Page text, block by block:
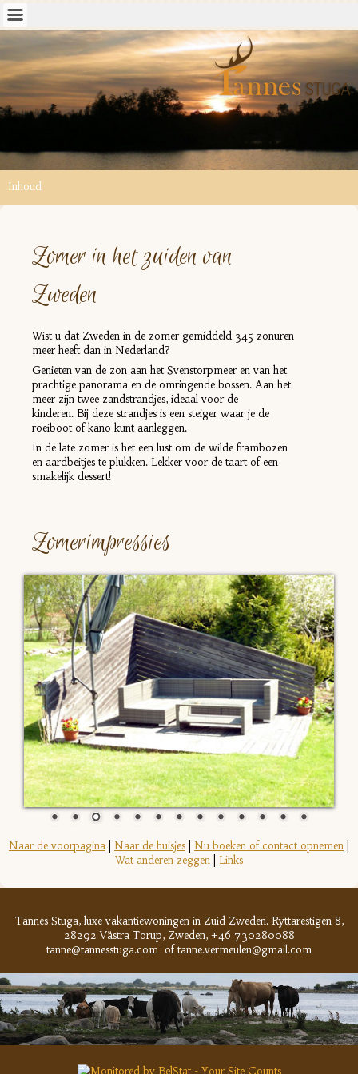
Inhoud
Zomer in het zuiden van
Zweden
Wist u dat Zweden in de zomer gemiddeld 345 zonuren
meer heeft dan in Nederland?
Genieten van de zon aan het Svenstorpmeer en van het
prachtige panorama en de omringende bossen. Aan het
meer zijn twee zandstrandjes, ideaal voor de
kinderen. Bij deze strandjes is een steiger waar je de
roeiboot of kano kunt aanleggen.
In de late zomer is het een lust om de wilde frambozen
en aardbeitjes te plukken. Lekker voor de taart of een
smakelijk dessert!
Zomerimpressies
Naar de voorpagina Naar de huisjes Nu boeken of contact opnemen
Wat anderen zeggen
Links
Tannes Stuga, luxe vakantiewoningen in Zuid Zweden. Ryttarestigen 8,
28292Västra Torup, Zweden, +46 730280088
tanne@tannesstuga.com of tanne.vermeulen@gmail.com